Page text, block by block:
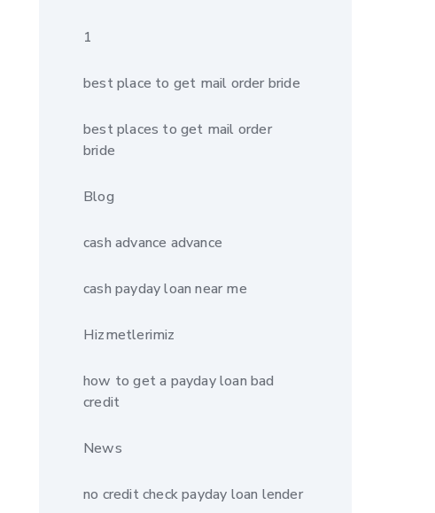
1
best place to get mail order bride
best places to get mail order
bride
Blog
cash advance advance
cash payday loan near me
Hizmetlerimiz
how to get a payday loan bad
credit
News
no credit check payday loan lender